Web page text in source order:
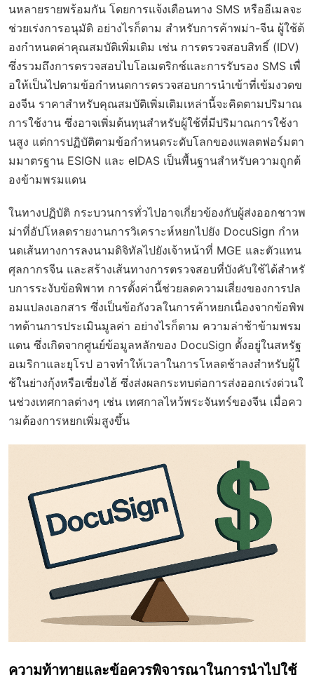
นหลายรายพร้อมกัน โดยการแจ้งเตือนทาง SMS หรืออีเมลจะ
ช่วยเร่งการอนุมัติ อย่างไรก็ตาม สำหรับการค้าพม่า-จีน ผู้ใช้ต้
องกำหนดค่าคุณสมบัติเพิ่มเติม เช่น การตรวจสอบสิทธิ์ (IDV)
ซึ่งรวมถึงการตรวจสอบไบโอเมตริกซ์และการรับรอง SMS เพื่
อให้เป็นไปตามข้อกำหนดการตรวจสอบการนำเข้าที่เข้มงวดข
องจีน ราคาสำหรับคุณสมบัติเพิ่มเติมเหล่านี้จะคิดตามปริมาณ
การใช้งาน ซึ่งอาจเพิ่มต้นทุนสำหรับผู้ใช้ที่มีปริมาณการใช้งา
นสูง แต่การปฏิบัติตามข้อกำหนดระดับโลกของแพลตฟอร์มตา
มมาตรฐาน ESIGN และ eIDAS เป็นพื้นฐานสำหรับความถูกต้
องข้ามพรมแดน
ในทางปฏิบัติ กระบวนการทั่วไปอาจเกี่ยวข้องกับผู้ส่งออกชาวพ
ม่าที่อัปโหลดรายงานการวิเคราะห์หยกไปยัง DocuSign กำห
นดเส้นทางการลงนามดิจิทัลไปยังเจ้าหน้าที่ MGE และตัวแทน
ศุลกากรจีน และสร้างเส้นทางการตรวจสอบที่บังคับใช้ได้สำหรั
บการระงับข้อพิพาท การตั้งค่านี้ช่วยลดความเสี่ยงของการปล
อมแปลงเอกสาร ซึ่งเป็นข้อกังวลในการค้าหยกเนื่องจากข้อพิพ
าทด้านการประเมินมูลค่า อย่างไรก็ตาม ความล่าช้าข้ามพรม
แดน ซึ่งเกิดจากศูนย์ข้อมูลหลักของ DocuSign ตั้งอยู่ในสหรัฐ
อเมริกาและยุโรป อาจทำให้เวลาในการโหลดช้าลงสำหรับผู้ใ
ช้ในย่างกุ้งหรือเซี่ยงไฮ้ ซึ่งส่งผลกระทบต่อการส่งออกเร่งด่วนใ
นช่วงเทศกาลต่างๆ เช่น เทศกาลไหว้พระจันทร์ของจีน เมื่อคว
ามต้องการหยกเพิ่มสูงขึ้น
ความท้าทายและข้อควรพิจารณาในการนำไปใช้